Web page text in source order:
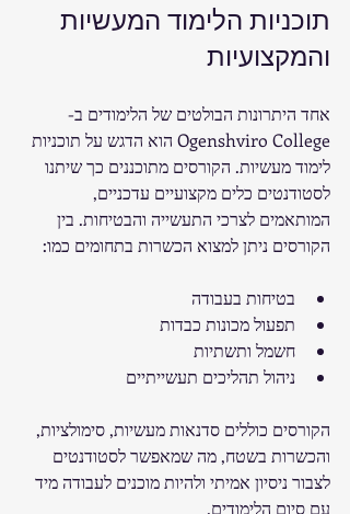
תוכניות הלימוד המעשיות
והמקצועיות
אחד היתרונות הבולטים של הלימודים ב-
Ogenshviro College הוא הדגש על תוכניות
לימוד מעשיות. הקורסים מתוכננים כך שיתנו
לסטודנטים כלים מקצועיים עדכניים,
המותאמים לצרכי התעשייה והבטיחות. בין
הקורסים ניתן למצוא הכשרות בתחומים כמו:
בטיחות בעבודה
תפעול מכונות כבדות
חשמל ותשתיות
ניהול תהליכים תעשייתיים
הקורסים כוללים סדנאות מעשיות, סימולציות,
והכשרות בשטח, מה שמאפשר לסטודנטים
לצבור ניסיון אמיתי ולהיות מוכנים לעבודה מיד
עם סיום הלימודים.